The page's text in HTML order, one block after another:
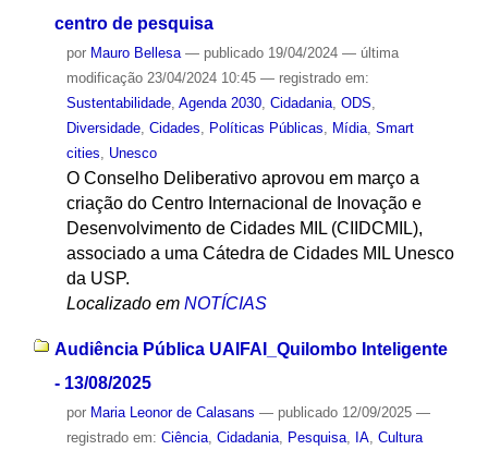
centro de pesquisa
por Mauro Bellesa — publicado19/04/2024 — última
modificação23/04/2024 10:45 — registrado em:
Sustentabilidade, Agenda 2030, Cidadania, ODS
Diversidade, Cidades Políticas Públicas Mídia, Smart
cities
Unesco
O Conselho Deliberativo aprovou em março a
criação do Centro Internacional de Inovação e
Desenvolvimento de Cidades MIL (CIIDCMIL),
associado a uma Cátedra de Cidades MIL Unesco
da USP.
Localizado em NOTÍCIAS
Audiência Pública UAIFAI_Quilombo Inteligente
- 13/08/2025
por Maria Leonor de Calasans — publicado12/09/2025 —
registrado em: Ciência, Cidadania, Pesquisa, IA, Cultura